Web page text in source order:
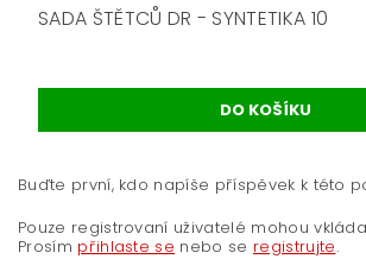
SADA ŠTĚTCŮ DR - SYNTETIKA 10
Buďte první, kdo napíše příspěvek k této
Pouze registrovaní uživatelé mohou
Prosím přihlaste se nebo se registrujte.